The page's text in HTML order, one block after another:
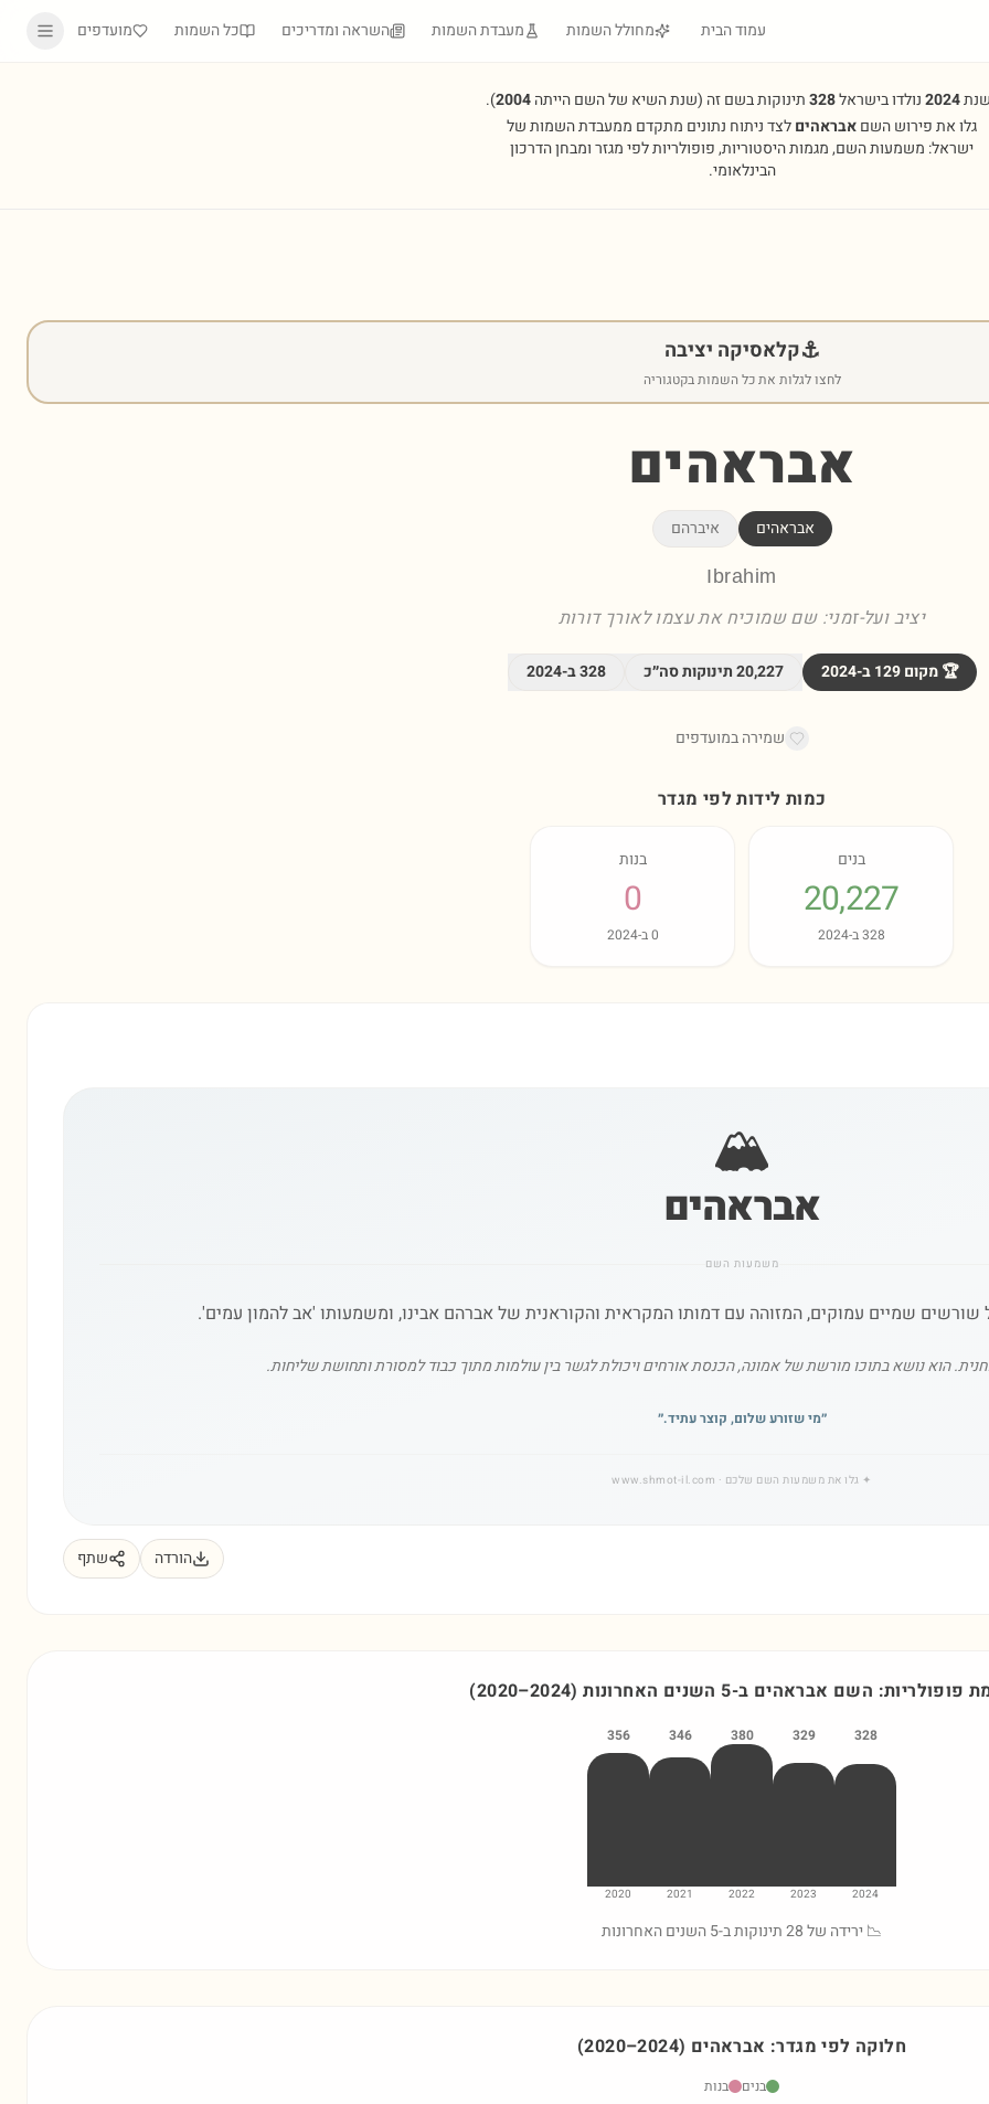
עמוד הבית מחולל השמות מעבדת השמות השראה ומדריכים כל השמות מועדפים
2024נולדו בישראל328תינוקות בשם זה (שנת השיא של השם הייתה2004
).
גלו את פירוש השםאבראהיםלצד ניתוח נתונים מתקדם ממעבדת השמות של
ישראל: משמעות השם, מגמות היסטוריות, פופולריות לפי מגזר ומבחן הדרכון
הבינלאומי.
⚓קלאסיקה יציבה
לחצו לגלות את כל השמות בקטגוריה
אבראהים
אבראהים איברהם
Ibrahim
יציב ועל-זמני: שם שמוכיח את עצמו לאורך דורות
🏆 מקום129ב-2024
20,227תינוקות סה״כ 328ב-2024
שמירה במועדפים
כמות לידות לפי מגדר
בנים
20,227
328ב-2024
בנות
0
0ב-2024
🏔️
אבראהים
משמעות השם
שמיים עמוקים, המזוהה עם דמותו המקראית והקוראנית של אברהם אבינו, ומשמעותו 'אב להמון עמים'.
הוא נושא בתוכו מורשת של אמונה, הכנסת אורחים ויכולת לגשר בין עולמות מתוך כבוד למסורת ותחושת שליחות.
״מי שזורע שלום, קוצר עתיד.״
✦ גלו את משמעות השם שלכם · www.shmot-il.com
הורדה שתף
פופולריות: השם אבראהים ב-5 השנים האחרונות (2020–2024)
328
2024
329
2023
380
2022
346
2021
356
2020
📉 ירידה של 28 תינוקות ב-5 השנים האחרונות
חלוקה לפי מגדר: אבראהים (2020–2024)
בנים
בנות